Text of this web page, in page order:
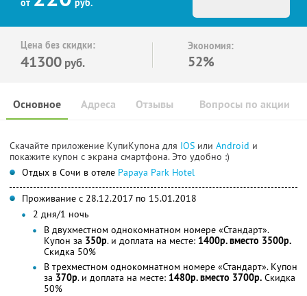
от руб.
Цена без скидки:
41300 руб.
Экономия:
52%
Основное Отзывы Вопросы по акции
Адреса
Скачайте приложение КупиКупона для IOS или Android и
покажите купон с экрана смартфона. Это удобно :)
Отдых в Сочи в отеле Papaya Park Hotel
Проживание с 28.12.2017 по 15.01.2018
2 дня/1 ночь
В двухместном однокомнатном номере «Стандарт».
Купон за 350р. и доплата на месте: 1400р. вместо 3500р.
Скидка 50%
В трехместном однокомнатном номере «Стандарт». Купон
за 370р. и доплата на месте: 1480р. вместо 3700р. Скидка
50%